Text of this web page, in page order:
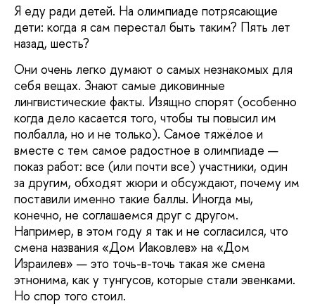
Я еду ради детей. На олимпиаде потрясающие
дети: когда я сам перестал быть таким? Пять лет
назад, шесть?
Они очень легко думают о самых незнакомых для
себя вещах. Знают самые диковинные
лингвистические факты. Изящно спорят (особенно
когда дело касается того, чтобы ты повысил им
полбалла, но и не только). Самое тяжёлое и
вместе с тем самое радостное в олимпиаде —
показ работ: все (или почти все) участники, один
за другим, обходят жюри и обсуждают, почему им
поставили именно такие баллы. Иногда мы,
конечно, не соглашаемся друг с другом.
Например, в этом году я так и не согласился, что
смена названия «Дом Иаковлев» на «Дом
Израилев» — это точь-в-точь такая же смена
этнонима, как у тунгусов, которые стали эвенками.
Но спор того стоил.